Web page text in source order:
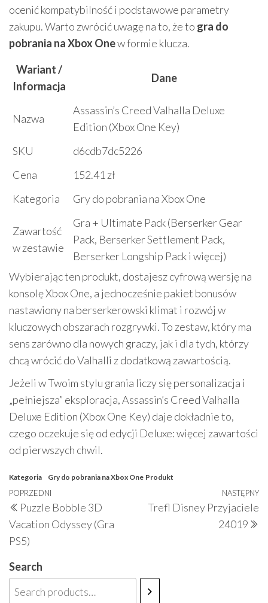
ocenić kompatybilność i podstawowe parametry
zakupu. Warto zwrócić uwagę na to, że to gra do
pobrania na Xbox Onew formie klucza.
Wariant /
Informacja
Dane
Nazwa
Assassin’s Creed Valhalla Deluxe
Edition (Xbox One Key)
SKU
d6cdb7dc5226
Cena
152.41 zł
Kategoria
Gry do pobrania na Xbox One
Zawartość
w zestawie
Gra + Ultimate Pack (Berserker Gear
Pack, Berserker Settlement Pack,
Berserker Longship Pack i więcej)
Wybierając ten produkt, dostajesz cyfrową wersję na
konsolę Xbox One, a jednocześnie pakiet bonusów
nastawiony na berserkerowski klimat i rozwój w
kluczowych obszarach rozgrywki. To zestaw, który ma
sens zarówno dla nowych graczy, jak i dla tych, którzy
chcą wrócić do Valhalli z dodatkową zawartością.
Jeżeli w Twoim stylu grania liczy się personalizacja i
„pełniejsza” eksploracja, Assassin’s Creed Valhalla
Deluxe Edition (Xbox One Key) daje dokładnie to,
czego oczekuje się od edycji Deluxe: więcej zawartości
od pierwszych chwil.
Kategoria Gry do pobrania na Xbox One Produkt
Nawigacja
wpisu
Poprzedni
wpis
POPRZEDNI
Puzzle Bobble 3D
Vacation Odyssey (Gra
PS5)
NASTĘPNY
Trefl Disney Przyjaciele
24019
Search